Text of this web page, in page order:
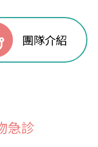
團隊介紹
急診